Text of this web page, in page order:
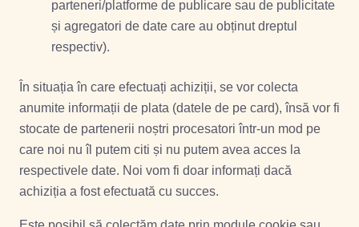
parteneri/platforme de publicare sau de publicitate
și agregatori de date care au obținut dreptul
respectiv).
În situația în care efectuați achiziții, se vor colecta
anumite informații de plata (datele de pe card), însă vor fi
stocate de partenerii noștri procesatori într-un mod pe
care noi nu îl putem citi și nu putem avea acces la
respectivele date. Noi vom fi doar informați dacă
achiziția a fost efectuată cu succes.